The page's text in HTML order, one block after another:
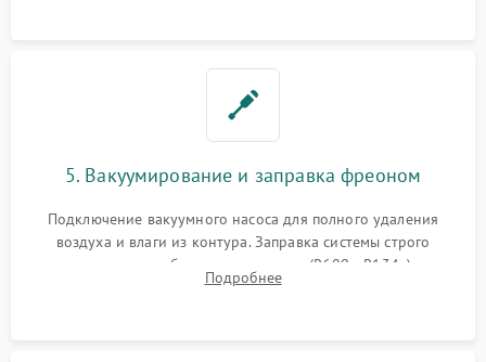
5. Вакуумирование и заправка фреоном
Подключение вакуумного насоса для полного удаления
воздуха и влаги из контура. Заправка системы строго
дозированным объемом хладагента (R600a, R134a) по
электронным весам. Контроль рабочего давления в системе.
Подробнее